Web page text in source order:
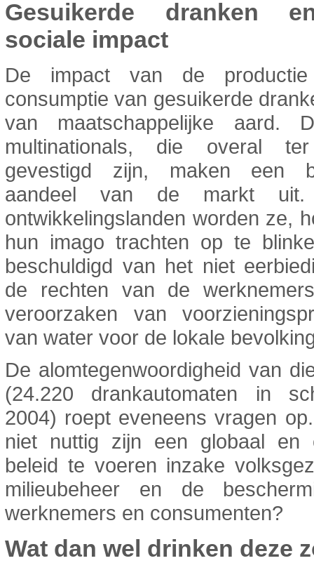
Gesuikerde dranken
sociale impact
De impact van de
consumptie van gesuikerde
van maatschappelijke aard.
multinationals, die overal
gevestigd zijn, maken een
aandeel van de markt
ontwikkelingslanden worden ze,
hun imago trachten op te
beschuldigd van het niet
de rechten van de
veroorzaken van
van water voor de lokale
De alomtegenwoordigheid van
(24.220 drankautomaten in
2004) roept eveneens vragen
niet nuttig zijn een globaal en
beleid te voeren inzake
milieubeheer en de
werknemers en consumenten?
Wat dan wel drinken deze